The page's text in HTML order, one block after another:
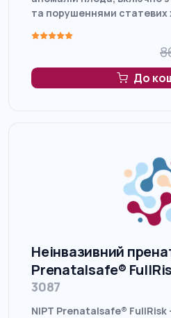
та порушеннями статевих
До
Неінвазивний
Prenatalsafe®
3087
NIPT Prenatalsafe® FullRisk